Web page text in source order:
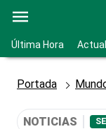
Última Hora
Portada
NOTICIAS